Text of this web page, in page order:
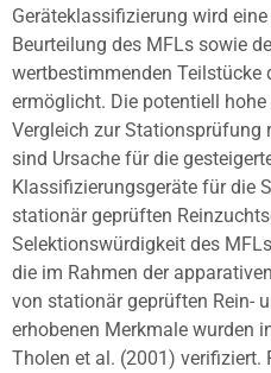
Geräteklassifizierung wird
Beurteilung des MFLs sowie
wertbestimmenden Teilstücke
ermöglicht. Die potentiell
Vergleich zur Stationsprüfung
sind Ursache für die
Klassifizierungsgeräte für die
stationär geprüften
Selektionswürdigkeit des MFLs
die im Rahmen der
von stationär geprüften Rein-
erhobenen Merkmale wurden
Tholen et al. (2001) verifiziert.